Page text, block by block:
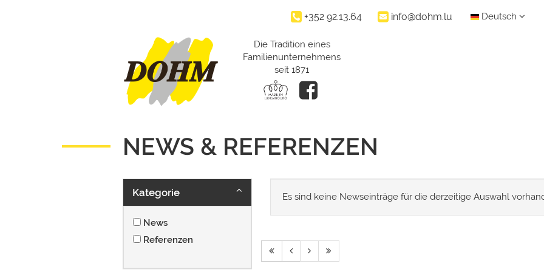
+352 92.13.64 info@dohm.lu Deutsch
Die Tradition eines
Familienunternehmens
seit 1871
NEWS & REFERENZEN
Kategorie
News
Referenzen
Es sind keine Newseinträge für die derzeitige Auswahl